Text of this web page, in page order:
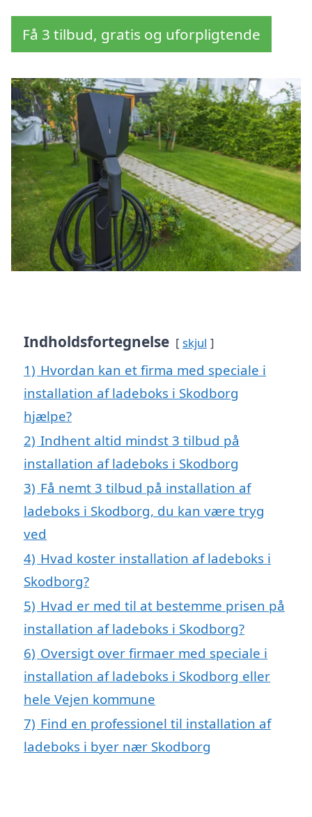
Få 3 tilbud, gratis og uforpligtende
Indholdsfortegnelse skjul
1) Hvordan kan et firma med speciale i
installation af ladeboks i Skodborg
hjælpe?
2) Indhent altid mindst 3 tilbud på
installation af ladeboks i Skodborg
3) Få nemt 3 tilbud på installation af
ladeboks i Skodborg, du kan være tryg
ved
4) Hvad koster installation af ladeboks i
Skodborg?
5) Hvad er med til at bestemme prisen på
installation af ladeboks i Skodborg?
6) Oversigt over firmaer med speciale i
installation af ladeboks i Skodborg eller
hele Vejen kommune
7) Find en professionel til installation af
ladeboks i byer nær Skodborg